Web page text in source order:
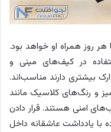
روز همراه او خواهد بود.
در کیف‌های مینی و
بیشتری دارند مناسب‌اند.
و رنگ‌های کلاسیک مانند
امنی هستند. قرار دادن
با یادداشت عاشقانه داخل